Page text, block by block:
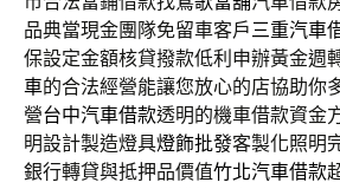
品典當現金團隊免留車客戶 三重汽車
保設定金額核貸撥款低利申辦黃金週
車的合法經營能讓您放心的店協助你
營台中汽車借款透明的機車借款資金
明設計製造燈具燈飾批發客製化照明
銀行轉貸與抵押品價值竹北汽車借款